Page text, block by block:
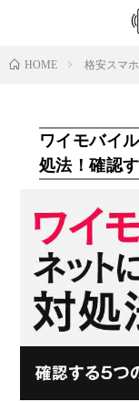
HOME 格安スマホ
ワイモバイ
処法！確認